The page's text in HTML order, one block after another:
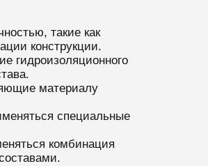
такие как
конструкции.
гидроизоляционного
материалу
специальные
комбинация